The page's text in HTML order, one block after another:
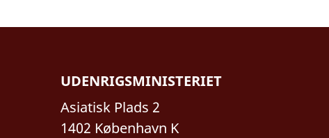
UDENRIGSMINISTERIET
Asiatisk Plads 2
1402 København K